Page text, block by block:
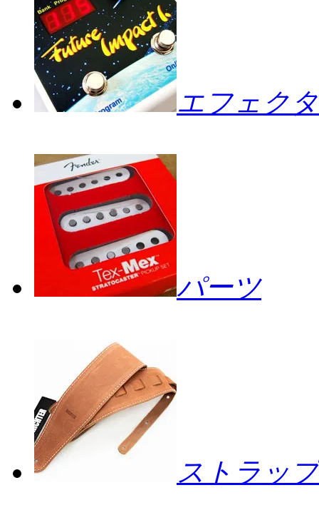
エフェク
パーツ
ストラップ